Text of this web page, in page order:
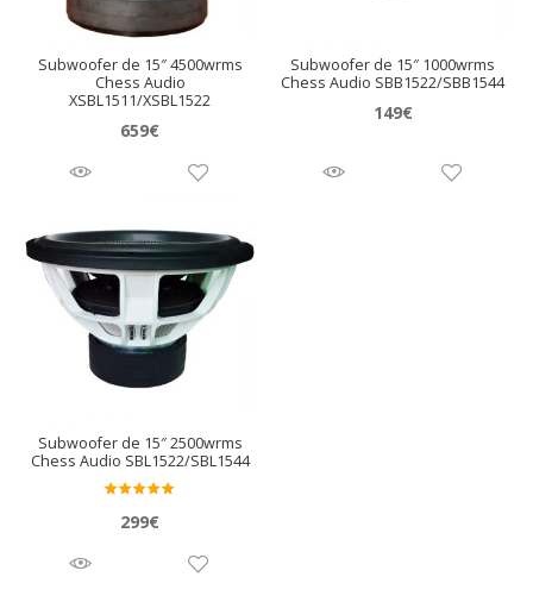
Subwoofer de 15″ 4500wrms
Chess Audio
XSBL1511/XSBL1522
659€
Subwoofer de 15″ 1000wrms
Chess Audio SBB1522/SBB1544
149€
Subwoofer de 15″ 2500wrms
Chess Audio SBL1522/SBL1544
do en
299€